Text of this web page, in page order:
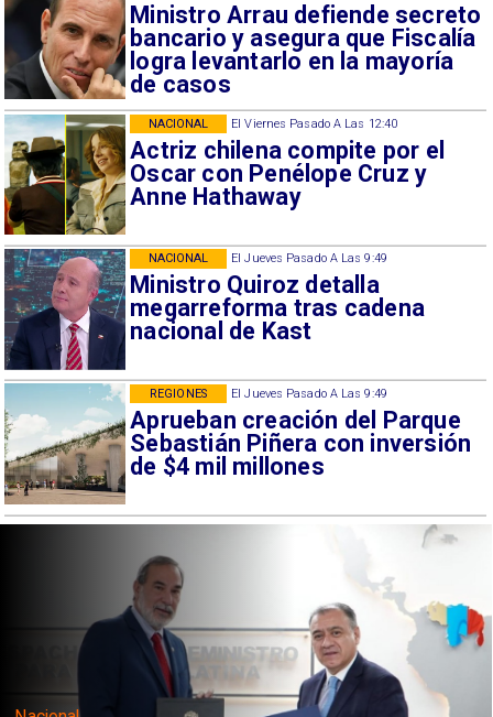
Ministro Arrau defiende secreto
bancario y asegura que Fiscalía
logra levantarlo en la mayoría
de casos
El Viernes Pasado A Las 12:40
Actriz chilena compite por el
Oscar con Penélope Cruz y
Anne Hathaway
NACIONAL
El Jueves Pasado A Las 9:49
Ministro Quiroz detalla
megarreforma tras cadena
nacional de Kast
NACIONAL
El Jueves Pasado A Las 9:49
Aprueban creación del Parque
Sebastián Piñera con inversión
de $4 mil millones
REGIONES